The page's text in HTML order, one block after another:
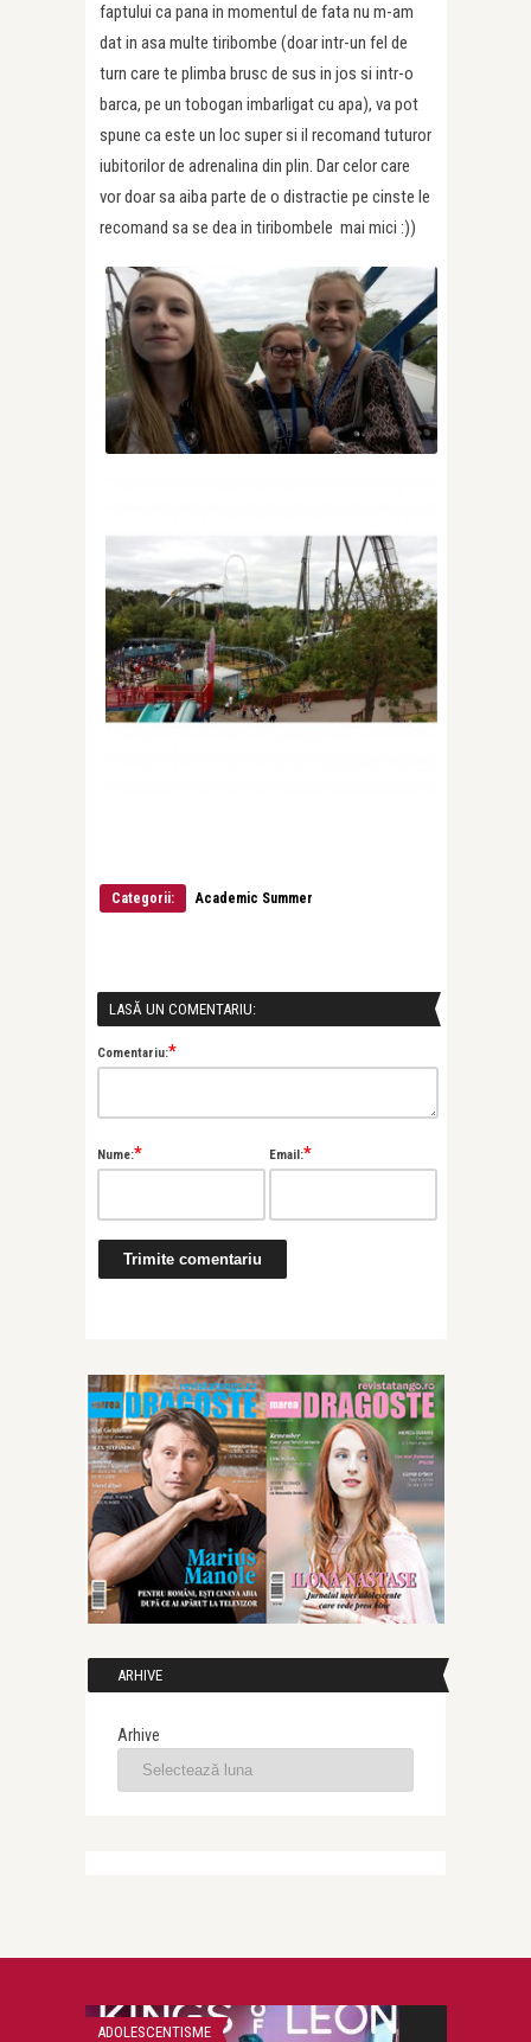
faptului ca pana in momentul de fata nu m-am
dat in asa multe tiribombe (doar intr-un fel de
turn care te plimba brusc de sus in jos si intr-o
barca, pe un tobogan imbarligat cu apa), va pot
spune ca este un loc super si il recomand tuturor
iubitorilor de adrenalina din plin. Dar celor care
vor doar sa aiba parte de o distractie pe cinste le
recomand sa se dea in tiribombele mai mici :))
Categorii: Academic Summer
LASĂ UN COMENTARIU:
Comentariu:*
Nume:* Email:*
ARHIVE
Arhive
ADOLESCENTISME